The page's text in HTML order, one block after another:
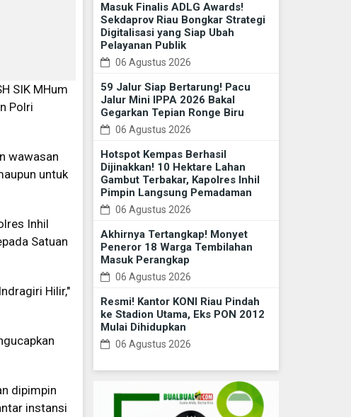
SIK MHum
Polri
wawasan
untuk
Inhil
Satuan
Hilir,"
dipimpin
instansi
Masuk Finalis ADLG Awards!
Sekdaprov Riau Bongkar Strategi
Digitalisasi yang Siap Ubah
Pelayanan Publik
06 Agustus 2026
59 Jalur Siap Bertarung! Pacu
Jalur Mini IPPA 2026 Bakal
Gegarkan Tepian Ronge Biru
06 Agustus 2026
Hotspot Kempas Berhasil
Dijinakkan! 10 Hektare Lahan
Gambut Terbakar, Kapolres Inhil
Pimpin Langsung Pemadaman
06 Agustus 2026
Akhirnya Tertangkap! Monyet
Peneror 18 Warga Tembilahan
Masuk Perangkap
06 Agustus 2026
Resmi! Kantor KONI Riau Pindah
ke Stadion Utama, Eks PON 2012
Mulai Dihidupkan
06 Agustus 2026